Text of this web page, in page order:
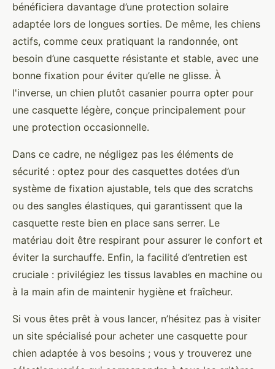
bénéficiera davantage d’une protection solaire
adaptée lors de longues sorties. De même, les chiens
actifs, comme ceux pratiquant la randonnée, ont
besoin d’une casquette résistante et stable, avec une
bonne fixation pour éviter qu’elle ne glisse. À
l'inverse, un chien plutôt casanier pourra opter pour
une casquette légère, conçue principalement pour
une protection occasionnelle.
Dans ce cadre, ne négligez pas les éléments de
sécurité : optez pour des casquettes dotées d’un
système de fixation ajustable, tels que des scratchs
ou des sangles élastiques, qui garantissent que la
casquette reste bien en place sans serrer. Le
matériau doit être respirant pour assurer le confort et
éviter la surchauffe. Enfin, la facilité d’entretien est
cruciale : privilégiez les tissus lavables en machine ou
à la main afin de maintenir hygiène et fraîcheur.
Si vous êtes prêt à vous lancer, n’hésitez pas à visiter
un site spécialisé pour acheter une casquette pour
chien adaptée à vos besoins ; vous y trouverez une